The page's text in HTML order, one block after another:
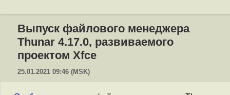
Выпуск файлового менеджера
Thunar 4.17.0, развиваемого
проектом Xfce
25.01.2021 09:46 (MSK)